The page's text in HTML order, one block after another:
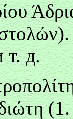
т. д.
(1.